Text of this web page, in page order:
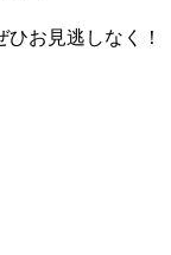
お見逃しなく！